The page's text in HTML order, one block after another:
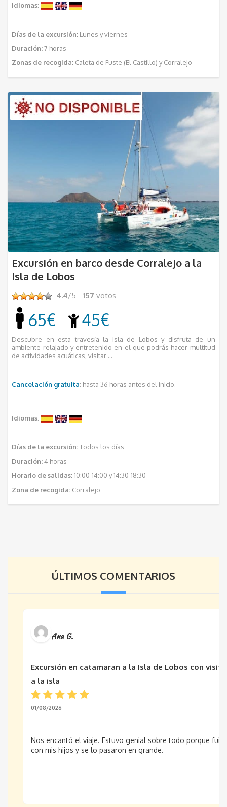
Idiomas:
Días de la excursión: Lunes y viernes
Duración:7 horas
Zonas de recogida: Caleta de Fuste (El Castillo) y Corralejo
Excursión en barco desde Corralejo a la
Isla de Lobos
4.4/5 -157 votos
65€ 45€
Descubre en esta travesía la isla de Lobos y disfruta de un
ambiente relajado y entretenido en el que podrás hacer multitud
de actividades acuáticas, visitar ...
Cancelación gratuita: hasta 36 horas antes del inicio.
Idiomas:
Días de la excursión:Todos los días
Duración:4 horas
Horario de salidas:10:00-14:00 y 14:30-18:30
Zona de recogida: Corralejo
ÚLTIMOS COMENTARIOS
Ana G.
Excursión en catamaran a la Isla de Lobos con visita
a la isla
01/08/2026
Nos encantó el viaje. Estuvo genial sobre todo porque fui
con mis hijos y se lo pasaron en grande.